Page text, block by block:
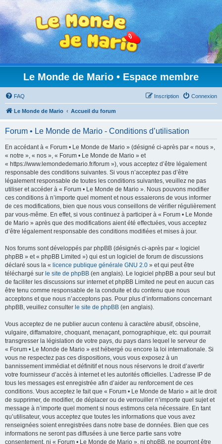
Le Monde de Mario • Espace membre
FAQ Connexion
Inscription
Le Monde de Mario Accueil du forum
Forum • Le Monde de Mario - Conditions d’utilisation
En accédant à « Forum • Le Monde de Mario » (désigné ci-après par « nous »,
« notre », « nos », « Forum • Le Monde de Mario » et
« https://www.lemondedemario.fr/forum »), vous acceptez d’être légalement
responsable des conditions suivantes. Si vous n’acceptez pas d’être
légalement responsable de toutes les conditions suivantes, veuillez ne pas
utiliser et accéder à « Forum • Le Monde de Mario ». Nous pouvons modifier
ces conditions à n’importe quel moment et nous essaierons de vous informer
de ces modifications, bien que nous vous conseillons de vérifier régulièrement
par vous-même. En effet, si vous continuez à participer à « Forum • Le Monde
de Mario » après que des modifications aient été effectuées, vous acceptez
d’être légalement responsable des conditions modifiées et mises à jour.
Nos forums sont développés par phpBB (désignés ci-après par « logiciel
phpBB » et « phpBB Limited ») qui est un logiciel de forum de discussions
déclaré sous la « licence publique générale GNU 2.0 » et qui peut être
téléchargé sur le site de phpBB (en anglais). Le logiciel phpBB a pour seul but
de faciliter les discussions sur internet et phpBB Limited ne peut en aucun cas
être tenu comme responsable de la conduite et du contenu que nous
acceptons et que nous n’acceptons pas. Pour plus d’informations concernant
phpBB, veuillez consulter le site de phpBB (en anglais).
Vous acceptez de ne publier aucun contenu à caractère abusif, obscène,
vulgaire, diffamatoire, choquant, menaçant, pornographique, etc. qui pourrait
transgresser la législation de votre pays, du pays dans lequel le serveur de
« Forum • Le Monde de Mario » est hébergé ou encore la loi internationale. Si
vous ne respectez pas ces dispositions, vous vous exposez à un
bannissement immédiat et définitif et nous nous réservons le droit d’avertir
votre fournisseur d’accès à internet et les autorités officielles. L’adresse IP de
tous les messages est enregistrée afin d’aider au renforcement de ces
conditions. Vous acceptez le fait que « Forum • Le Monde de Mario » ait le droit
de supprimer, de modifier, de déplacer ou de verrouiller n’importe quel sujet et
message à n’importe quel moment si nous estimons cela nécessaire. En tant
qu’utilisateur, vous acceptez que toutes les informations que vous avez
renseignées soient enregistrées dans notre base de données. Bien que ces
informations ne seront pas diffusées à une tierce partie sans votre
consentement, ni « Forum • Le Monde de Mario », ni phpBB, ne pourront être